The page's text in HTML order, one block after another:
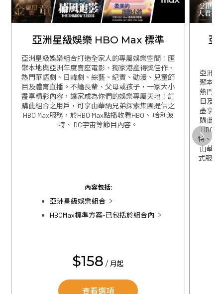
亞洲星級娛樂 HBO Max 標準
亞洲星級娛樂組合打造全家人的專屬娛樂空間！匯
聚本地與亞洲年度賣座電影、獨家港產得獎佳作、
熱門華語劇、日韓劇、綜藝、紀實、動漫、兒童節
目及體育直播。不論長輩、父母或孩子，一家大小
盡享精彩內容，讓家成為你們的娛樂專屬天地！訂
購此組合之用戶，可享由華納兄弟探索集團提供之
HBO Max服務，於HBO Max點播收看HBO、 哈利波
特、 DC宇宙等節目內容。
內容包括:
亞洲星級娛樂組合
HBOMax標準方案-已包括於組合內
$158 / 月起
查看選項
亞
亞洲星
聚本地
熱門華
目及
盡享精
購此組
HBO
特、
由華特
式服務
關閉